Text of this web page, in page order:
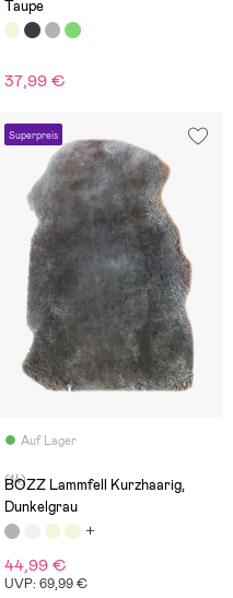
Taupe
37,99 €
Superpreis
Auf Lager
(14)
BOZZ Lammfell Kurzhaarig,
Dunkelgrau
44,99 €
UVP: 69,99 €